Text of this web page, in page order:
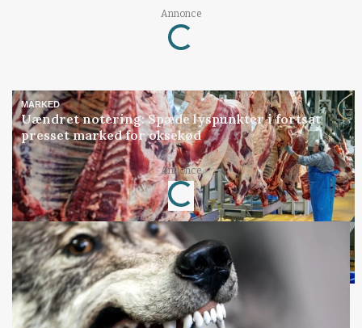
Annonce
Loading...
MARKED
Uændret notering: Spæde lyspunkter i fortsat
presset marked for oksekød
Annonce
Loading...